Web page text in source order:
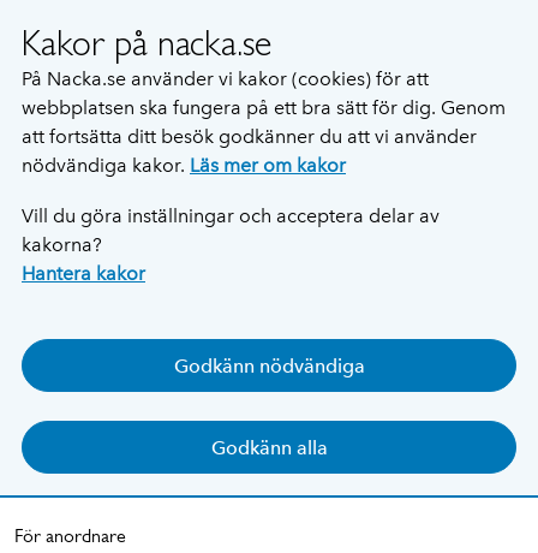
Kakor på nacka.se
På Nacka.se använder vi kakor (cookies) för att
webbplatsen ska fungera på ett bra sätt för dig. Genom
att fortsätta ditt besök godkänner du att vi använder
nödvändiga kakor. Läs mer om kakor
Vill du göra inställningar och acceptera delar av
kakorna?
Hantera kakor
Godkänn nödvändiga
Godkänn alla
För anordnare